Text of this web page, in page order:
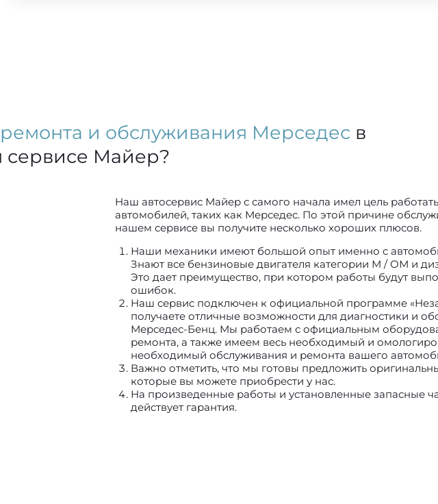
и обслуживания Мерседес в
сервисе Майер?
Наш автосервис Майер с самого начала имел цель
автомобилей, таких как Мерседес. По этой причине
нашем сервисе вы получите несколько хороших плюсов.
Наши механики имеют большой опыт именно с
Знают все бензиновые двигателя категории М / ОМ и
Это дает преимущество, при котором работы будут
ошибок.
Наш сервис подключен к официальной программе
получаете отличные возможности для диагностики и
Мерседес-Бенц. Мы работаем с официальным
ремонта, а также имеем весь необходимый и
необходимый обслуживания и ремонта вашего
Важно отметить, что мы готовы предложить
которые вы можете приобрести у нас.
На произведенные работы и установленные запасные
действует гарантия.